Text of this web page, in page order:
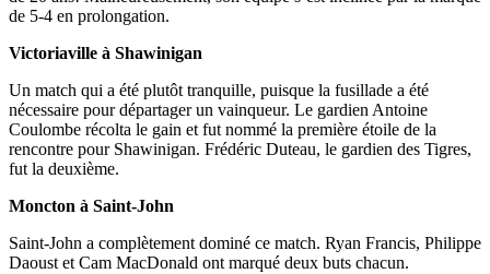
de 5-4 en prolongation.
Victoriaville à Shawinigan
Un match qui a été plutôt tranquille, puisque la fusillade a été
nécessaire pour départager un vainqueur. Le gardien Antoine
Coulombe récolta le gain et fut nommé la première étoile de la
rencontre pour Shawinigan. Frédéric Duteau, le gardien des Tigres,
fut la deuxième.
Moncton à Saint-John
Saint-John a complètement dominé ce match. Ryan Francis, Philippe
Daoust et Cam MacDonald ont marqué deux buts chacun.